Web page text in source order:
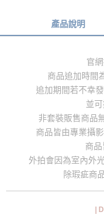
產品說明
官
商品追加時間
追加期間若不幸
並
非套裝販售商品
商品皆由專業攝
商
外拍會因為室內外
除瑕疵商
|